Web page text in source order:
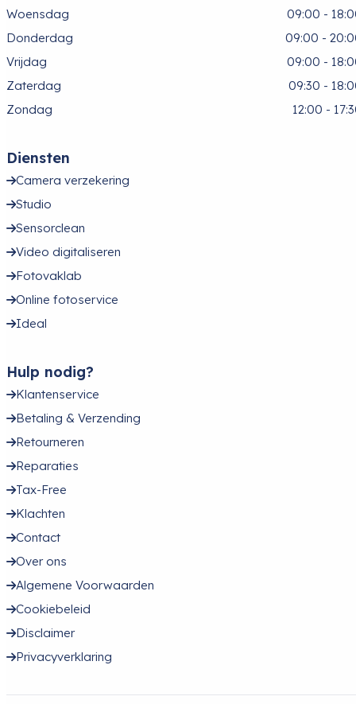
Woensdag
09:00 -
Donderdag
09:00 -
Vrijdag
09:00 -
Zaterdag
09:30 -
Zondag
12:00 -
Diensten
Camera verzekering
Studio
Sensorclean
Video digitaliseren
Fotovaklab
Online fotoservice
Ideal
Hulp nodig?
Klantenservice
Betaling & Verzending
Retourneren
Reparaties
Tax-Free
Klachten
Contact
Over ons
Algemene Voorwaarden
Cookiebeleid
Disclaimer
Privacyverklaring